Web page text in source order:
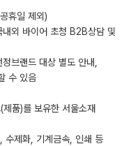
휴일 제외)
외 바이어 초청 B2B상담 및
브랜드 대상 별도 안내,
수 있음
품)를 보유한 서울소재
수제화, 기계금속, 인쇄 등